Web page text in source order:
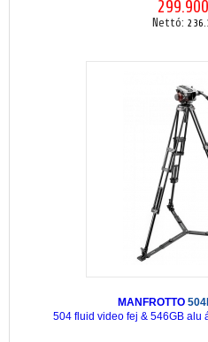
Nettó:
MANFROTTO
504 fluid video fej & 546GB alu